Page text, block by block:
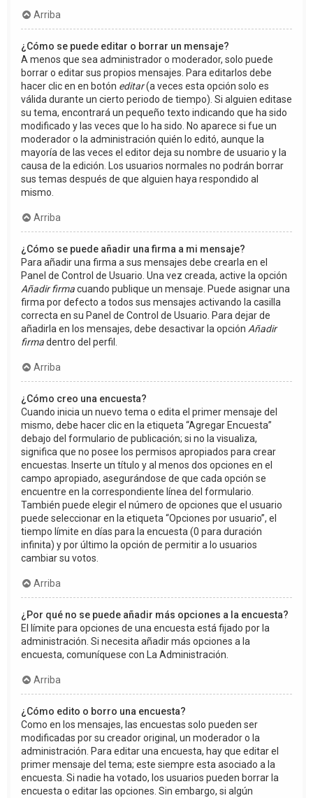
Arriba
¿Cómo se puede editar o borrar un mensaje?
A menos que sea administrador o moderador, solo puede
borrar o editar sus propios mensajes. Para editarlos debe
hacer clic en en botón editar(a veces esta opción solo es
válida durante un cierto periodo de tiempo). Si alguien editase
su tema, encontrará un pequeño texto indicando que ha sido
modificado y las veces que lo ha sido. No aparece si fue un
moderador o la administración quién lo editó, aunque la
mayoría de las veces el editor deja su nombre de usuario y la
causa de la edición. Los usuarios normales no podrán borrar
sus temas después de que alguien haya respondido al
mismo.
Arriba
¿Cómo se puede añadir una firma a mi mensaje?
Para añadir una firma a sus mensajes debe crearla en el
Panel de Control de Usuario. Una vez creada, active la opción
Añadir firmacuando publique un mensaje. Puede asignar una
firma por defecto a todos sus mensajes activando la casilla
correcta en su Panel de Control de Usuario. Para dejar de
añadirla en los mensajes, debe desactivar la opción Añadir
firmadentro del perfil.
Arriba
¿Cómo creo una encuesta?
Cuando inicia un nuevo tema o edita el primer mensaje del
mismo, debe hacer clic en la etiqueta “Agregar Encuesta”
debajo del formulario de publicación; si no la visualiza,
significa que no posee los permisos apropiados para crear
encuestas. Inserte un título y al menos dos opciones en el
campo apropiado, asegurándose de que cada opción se
encuentre en la correspondiente línea del formulario.
También puede elegir el número de opciones que el usuario
puede seleccionar en la etiqueta “Opciones por usuario”, el
tiempo límite en días para la encuesta (0 para duración
infinita) y por último la opción de permitir a lo usuarios
cambiar su votos.
Arriba
¿Por qué no se puede añadir más opciones a la encuesta?
El límite para opciones de una encuesta está fijado por la
administración. Si necesita añadir más opciones a la
encuesta, comuníquese con La Administración.
Arriba
¿Cómo edito o borro una encuesta?
Como en los mensajes, las encuestas solo pueden ser
modificadas por su creador original, un moderador o la
administración. Para editar una encuesta, hay que editar el
primer mensaje del tema; este siempre esta asociado a la
encuesta. Si nadie ha votado, los usuarios pueden borrar la
encuesta o editar las opciones. Sin embargo, si algún